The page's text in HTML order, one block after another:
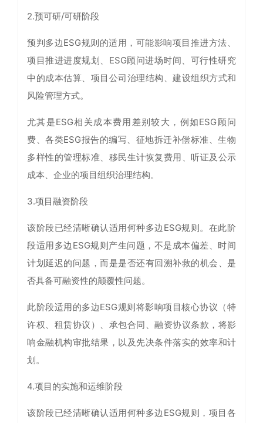
2.预可研/可研阶段
预判多边ESG规则的适用，可能影响项目推进方法、
项目推进进度规划、ESG顾问进场时间、可行性研究
中的成本估算、项目公司治理结构、建设组织方式和
风险管理方式。
尤其是ESG相关成本费用差别较大，例如ESG顾问
费、各类ESG报告的编写、征地拆迁补偿标准、生物
多样性的管理标准、移民生计恢复费用、听证及公示
成本、企业的项目组织治理结构。
3.项目融资阶段
该阶段已经清晰确认适用何种多边ESG规则。在此阶
段适用多边ESG规则产生问题，不是成本偏差、时间
计划延迟的问题，而是是否还有回溯补救的机会、是
否具备可融资性的颠覆性问题。
此阶段适用的多边ESG规则将影响项目核心协议（特
许权、租赁协议）、承包合同、融资协议条款，将影
响金融机构审批结果，以及先决条件落实的效率和计
划。
4.项目的实施和运维阶段
该阶段已经清晰确认适用何种多边ESG规则，项目各